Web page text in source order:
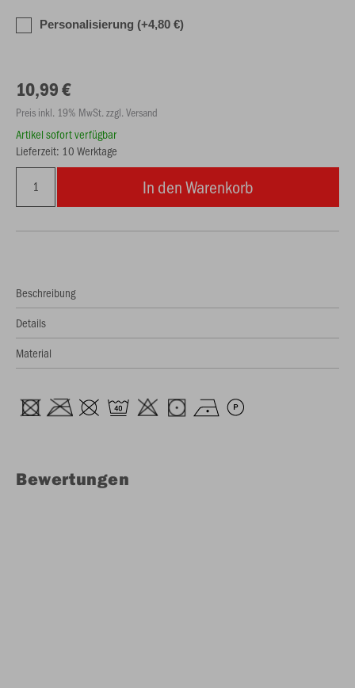
Personalisierung (+4,80 €)
10,99 €
Preis inkl. 19% MwSt. zzgl. Versand
Artikel sofort verfügbar
Lieferzeit: 10 Werktage
In den Warenkorb
Beschreibung
Details
Material
Bewertungen